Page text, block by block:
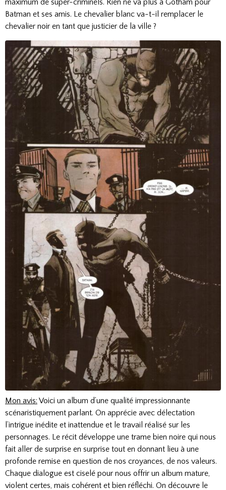
maximum de super-criminels. Rien ne va plus à Gotham pour
Batman et ses amis. Le chevalier blanc va-t-il remplacer le
chevalier noir en tant que justicier de la ville ?
Mon avis: Voici un album d’une qualité impressionnante
scénaristiquement parlant. On apprécie avec délectation
l’intrigue inédite et inattendue et le travail réalisé sur les
personnages. Le récit développe une trame bien noire qui nous
fait aller de surprise en surprise tout en donnant lieu à une
profonde remise en question de nos croyances, de nos valeurs.
Chaque dialogue est ciselé pour nous offrir un album mature,
violent certes, mais cohérent et bien réfléchi. On découvre le